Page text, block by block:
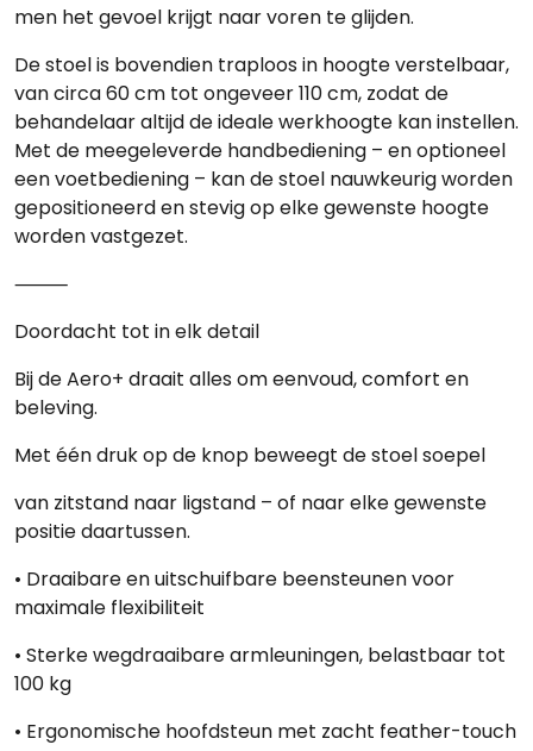
men het gevoel krijgt naar voren te glijden.
De stoel is bovendien traploos in hoogte verstelbaar,
van circa60 cm tot ongeveer 110 cm, zodat de
behandelaar altijd de ideale werkhoogte kan instellen.
Met de meegeleverde handbediening – en optioneel
eenvoetbediening – kan de stoel nauwkeurig worden
gepositioneerd en stevig op elke gewenste hoogte
worden vastgezet.
⸻
Doordacht tot in elk detail
Bij de Aero+ draait alles om eenvoud, comfort en
beleving.
Met één druk op de knop beweegt de stoel soepel
van zitstand naar ligstand – of naar elke gewenste
positie daartussen.
• Draaibare en uitschuifbare beensteunen voor
maximale flexibiliteit
• Sterke wegdraaibare armleuningen, belastbaar tot
100 kg
• Ergonomische hoofdsteun met zacht feather-touch